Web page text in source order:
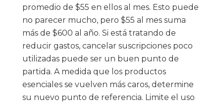
promedio de $55 en ellos al mes. Esto puede
no parecer mucho, pero $55 al mes suma
más de $600 al año. Si está tratando de
reducir gastos, cancelar suscripciones poco
utilizadas puede ser un buen punto de
partida. A medida que los productos
esenciales se vuelven más caros, determine
su nuevo punto de referencia. Limite el uso